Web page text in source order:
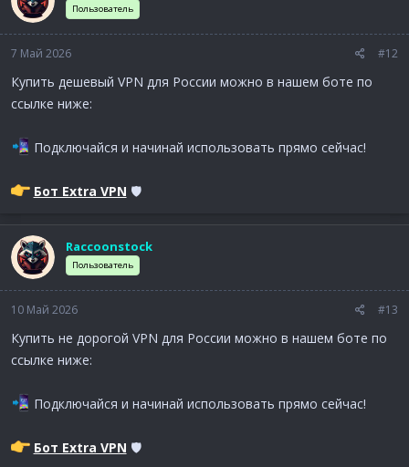
Пользователь
7 Май 2026 #12
Купить дешевый VPN для России можно в нашем боте по
ссылке ниже:
Подключайся и начинай использовать прямо сейчас!
Бот Extra VPN 🛡
Raccoonstock
Пользователь
10 Май 2026 #13
Купить не дорогой VPN для России можно в нашем боте по
ссылке ниже:
Подключайся и начинай использовать прямо сейчас!
Бот Extra VPN 🛡